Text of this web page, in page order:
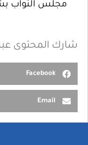
مجلس النواب
شارك المحتوى
Facebook
Email